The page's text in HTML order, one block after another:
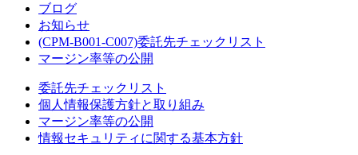
ブログ
お知らせ
(CPM-B001-C007)委託先チェックリスト
マージン率等の公開
委託先チェックリスト
個人情報保護方針と取り組み
マージン率等の公開
情報セキュリティに関する基本方針